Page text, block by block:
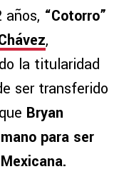
años, “Cotorro”
,
la titularidad
ser transferido
Bryan
para ser